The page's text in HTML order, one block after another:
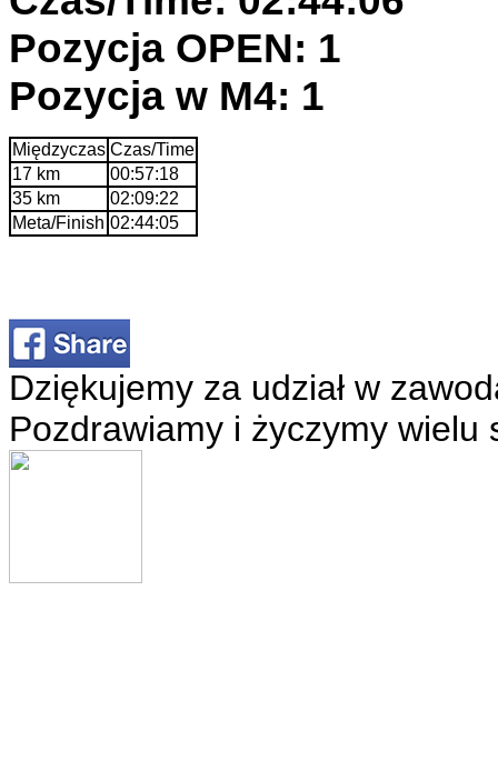
Pozycja OPEN: 1
Pozycja w M4: 1
Międzyczas Czas/Time
17 km
00:57:18
35 km
02:09:22
Meta/Finish 02:44:05
Dziękujemy za udział w
Pozdrawiamy i życzymy wielu